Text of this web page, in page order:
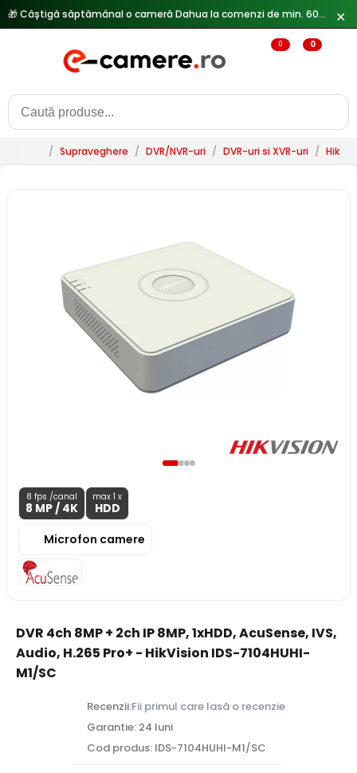
Reduceri de pana la 25% doar in luna iulie → Vezi ofertele ✕
0 0
/ Supraveghere / DVR/NVR-uri / DVR-uri si XVR-uri /
8 fps /canal
8 MP/ 4K
max 1 x
HDD
Microfon camere
DVR 4ch 8MP + 2ch IP 8MP, 1xHDD, AcuSense, IVS,
Audio, H.265 Pro+ - HikVision IDS-7104HUHI-
M1/SC
Recenzii:Fii primul care lasă o recenzie
Garantie: 24 luni
Cod produs: IDS-7104HUHI-M1/SC